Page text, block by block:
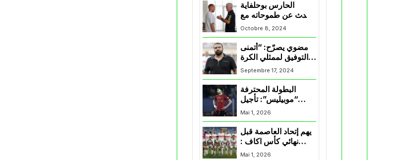
الحارس بوحلفاية
يتحدث عن طموحاته مع
المنتخب و شباب
قسنطينة
Octobre 8, 2024
مضوي يصرّح: “أتمنى
التوفيق لممثلي الكرة
الجزائرية في
المسابقات القارية”
Septembre 17, 2024
البطولة المحترفة
“موبيليس”: تأجيل
مباراة إتحاد العاصمة
وأتلتيك بارادو
Mai 1, 2026
يهم إتحاد العاصمة قبل
نهائي كأس اكاف :
الزمالك يسقط بثلاثية
Mai 1, 2026